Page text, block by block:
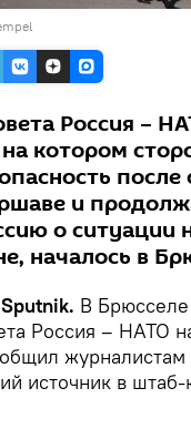
Россия –
котором
и
о ситуации
началось в
В
Россия – НАТО
журналистам
источник в штаб-